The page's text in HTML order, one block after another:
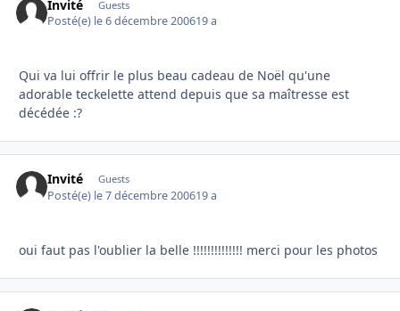
Invité Guests
Posté(e) le 6 décembre 200619 a
Qui va lui offrir le plus beau cadeau de Noël qu'une
adorable teckelette attend depuis que sa maîtresse est
décédée :?
Invité Guests
Posté(e) le 7 décembre 200619 a
oui faut pas l'oublier la belle !!!!!!!!!!!!!! merci pour les photos